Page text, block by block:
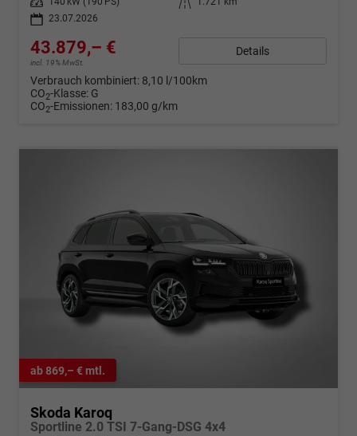
23.07.2026
43.879,– €
incl. 19% MwSt.
Details
Verbrauch kombiniert: 8,10 l/100km
CO2-Klasse: G
CO2-Emissionen: 183,00 g/km
ab 869,– € mtl.
Skoda Karoq
Sportline 2.0 TSI 7-Gang-DSG 4x4